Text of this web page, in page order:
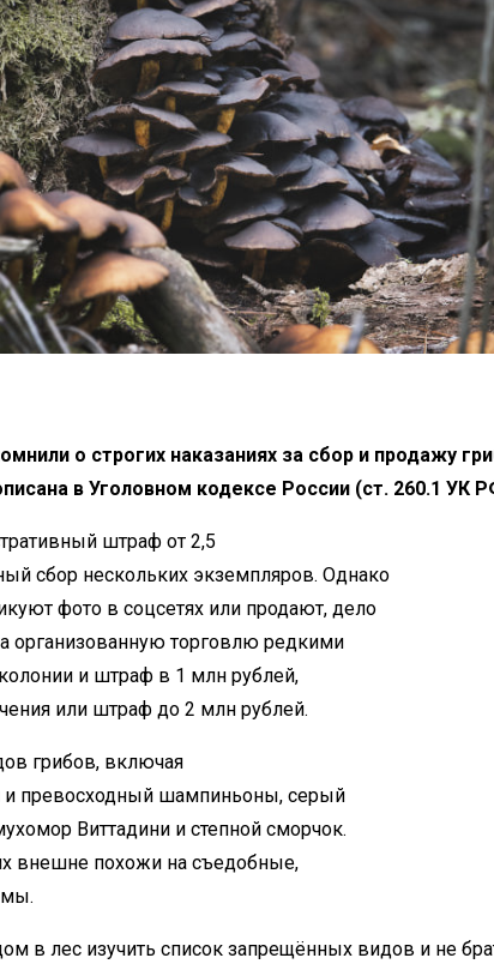
о строгих наказаниях за сбор и продажу
в Уголовном кодексе России (ст. 260.1 УК
штраф от 2,5
сбор нескольких экземпляров. Однако
фото в соцсетях или продают, дело
организованную торговлю редкими
и штраф в 1 млн рублей,
или штраф до 2 млн рублей.
грибов, включая
превосходный шампиньоны, серый
Виттадини и степной сморчок.
внешне похожи на съедобные,
в лес изучить список запрещённых видов и не